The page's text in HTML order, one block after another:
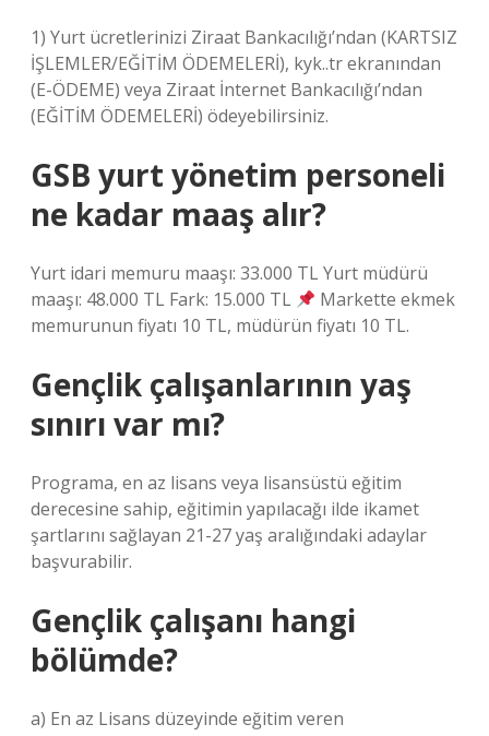
1) Yurt ücretlerinizi Ziraat Bankacılığı’ndan (KARTSIZ
İŞLEMLER/EĞİTİM ÖDEMELERİ), kyk..tr ekranından
(E-ÖDEME) veya Ziraat İnternet Bankacılığı’ndan
(EĞİTİM ÖDEMELERİ) ödeyebilirsiniz.
GSB yurt yönetim personeli
ne kadar maaş alır?
Yurt idari memuru maaşı: 33.000 TL Yurt müdürü
maaşı: 48.000 TL Fark: 15.000 TL
Markette ekmek
memurunun fiyatı 10 TL, müdürün fiyatı 10 TL.
Gençlik çalışanlarının yaş
sınırı var mı?
Programa, en az lisans veya lisansüstü eğitim
derecesine sahip, eğitimin yapılacağı ilde ikamet
şartlarını sağlayan 21-27 yaş aralığındaki adaylar
başvurabilir.
Gençlik çalışanı hangi
bölümde?
a) En az Lisans düzeyinde eğitim veren